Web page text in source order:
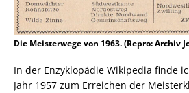
Die Meisterwege von 1963. (Repro: Archiv
In der Enzyklopädie Wikipedia finde
Jahr 1957 zum Erreichen der